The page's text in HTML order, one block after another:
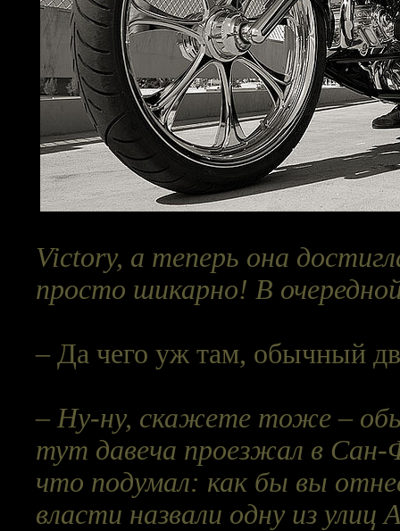
Victory, а теперь она
просто шикарно! В
– Да чего уж там, обычный
– Ну-ну, скажете тоже –
тут давеча проезжал в
что подумал: как бы вы
власти назвали одну из улиц